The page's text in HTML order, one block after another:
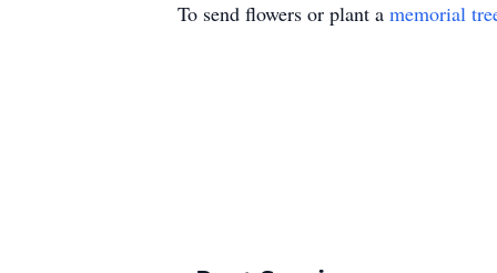
To send flowers or plant a memorial